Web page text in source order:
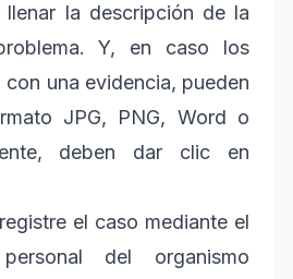
llenar la descripción de la
Y, en caso los
con una evidencia, pueden
JPG, PNG, Word o
deben dar clic en
el caso mediante el
del organismo